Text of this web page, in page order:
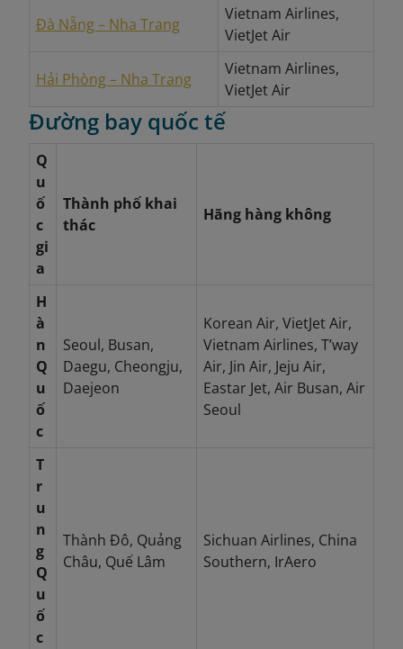
Đà Nẵng – Nha Trang
Vietnam Airlines,
VietJet Air
Hải Phòng – Nha Trang
Vietnam Airlines,
VietJet Air
Đường bay quốc tế
Q
u
ố
c
gi
a
Thành phố khai
thác
Hãng hàng không
H
à
n
Q
u
ố
c
Seoul, Busan,
Daegu, Cheongju,
Daejeon
Korean Air, VietJet Air,
Vietnam Airlines, T’way
Air, Jin Air, Jeju Air,
Eastar Jet, Air Busan, Air
Seoul
T
r
u
n
g
Q
u
ố
c
Thành Đô, Quảng
Châu, Quế Lâm
Sichuan Airlines, China
Southern, IrAero